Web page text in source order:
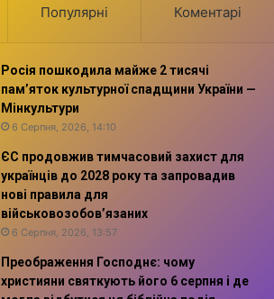
Популярні Коментарі
Росія пошкодила майже 2 тисячі
пам’яток культурної спадщини України —
Мінкультури
6 Серпня, 2026, 14:10
ЄС продовжив тимчасовий захист для
українців до 2028 року та запровадив
нові правила для
військовозобов’язаних
6 Серпня, 2026, 13:57
Преображення Господнє: чому
християни святкують його 6 серпня і де